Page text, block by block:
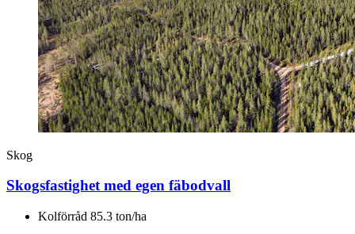
Skog
Skogsfastighet med egen fäbodvall
Kolförråd 85.3 ton/ha